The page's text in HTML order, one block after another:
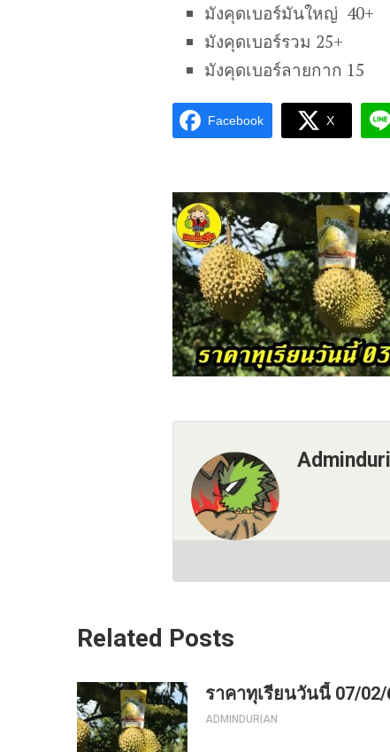
มังคุดเบอร์มันใหญ่ 40+
มังคุดเบอร์รวม 25+
มังคุดเบอร์ลายกาก 15
Facebook X
Related Posts
ราคาทุเรียนวันนี้ 07/02/
ADMINDURIAN